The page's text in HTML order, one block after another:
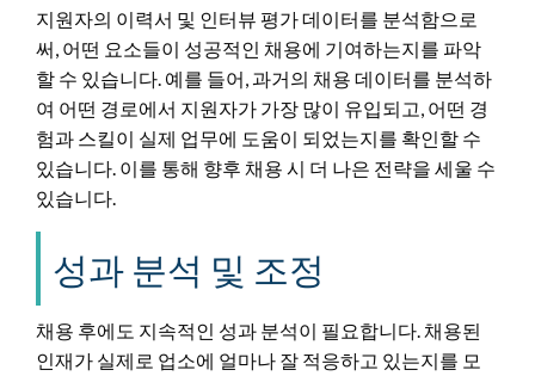
지원자의 이력서 및 인터뷰 평가 데이터를 분석함으로
써, 어떤 요소들이 성공적인 채용에 기여하는지를 파악
할 수 있습니다. 예를 들어, 과거의 채용 데이터를 분석하
여 어떤 경로에서 지원자가 가장 많이 유입되고, 어떤 경
험과 스킬이 실제 업무에 도움이 되었는지를 확인할 수
있습니다. 이를 통해 향후 채용 시 더 나은 전략을 세울 수
있습니다.
성과 분석 및 조정
채용 후에도 지속적인 성과 분석이 필요합니다. 채용된
인재가 실제로 업소에 얼마나 잘 적응하고 있는지를 모